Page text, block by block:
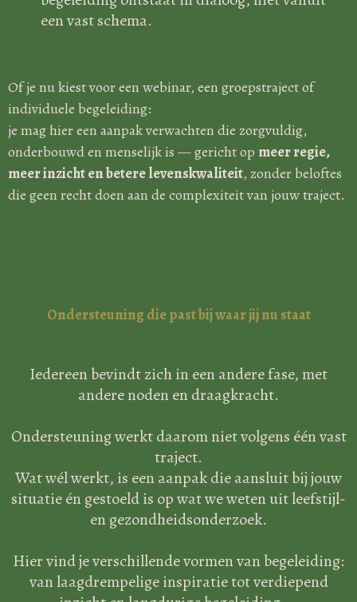
een vast schema.
Of je nu kiest voor een webinar, een groepstraject of
individuele begeleiding:
je mag hier een aanpak verwachten die zorgvuldig,
onderbouwd en menselijk is — gericht op meer regie,
meer inzicht en betere levenskwaliteit, zonder beloftes
die geen recht doen aan de complexiteit van jouw traject.
Ondersteuning die past bij waar jij nu staat
Iedereen bevindt zich in een andere fase, met
andere noden en draagkracht.
Ondersteuning werkt daarom niet volgens één vast
traject.
Wat wél werkt, is een aanpak die aansluit bij jouw
situatie én gestoeld is op wat we weten uit leefstijl-
en gezondheidsonderzoek.
Hier vind je verschillende vormen van begeleiding:
van laagdrempelige inspiratie tot verdiepend